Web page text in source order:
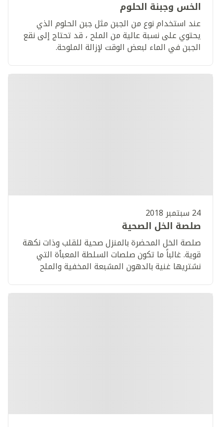
الخس وجبنة الحلوم
عند استخدام نوع من الجبن مثل جبن الحلوم الذي
يحتوي على نسبة عالية من الملح ، قد تحتاج إلى نقع
الجبن في الماء لبعض الوقت لإزالة الملوحة.
24 سبتمبر 2018
صلصة الخل الصحية
صلصة الخل المحضرة بالمنزل صحية للقلب وذات نكهة
قوية. غالباً ما تكون صلصات السلطة المعبأة التي
نشتريها غنية بالدهون المشبعة المخفية والملح